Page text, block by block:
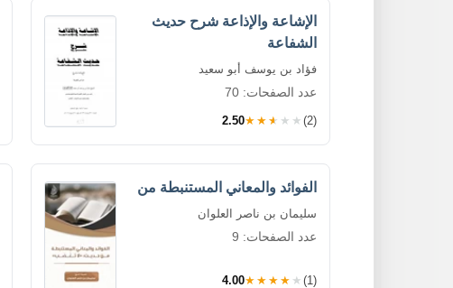
الإشاعة والإذاعة شرح حديث
الشفاعة
فؤاد بن يوسف أبو سعيد
عدد الصفحات: 70
2.50★★★★★ (2)
الفوائد والمعاني المستنبطة من
سليمان بن ناصر العلوان
عدد الصفحات: 9
4.00★★★★★ (1)